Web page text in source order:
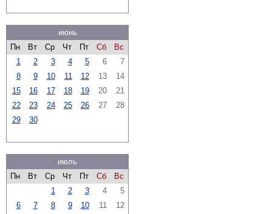
июнь
Пн
Вт Ср Чт Пт Сб
Вс
1
2 3 4 5 6
7
8
9 10 11 12 13
14
15
16 17 18 19 20
21
22
23 24 25 26 27
28
29
30
июль
Пн
Вт Ср Чт Пт Сб
Вс
1
2 3 4
5
6
7 8 9 10 11
12